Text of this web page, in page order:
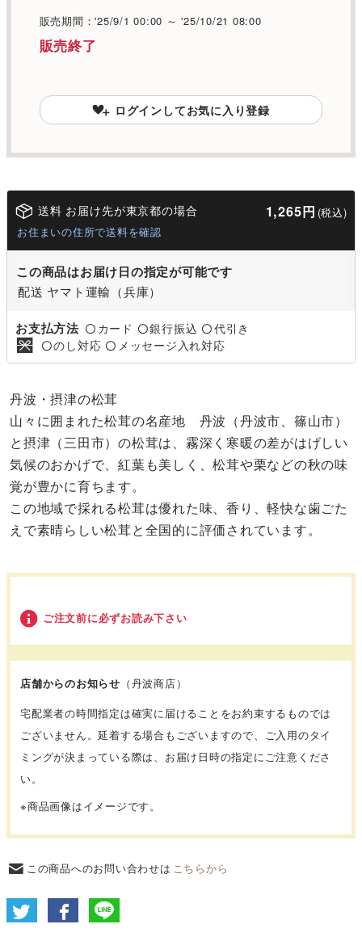
販売期間：'25/9/1 00:00 ～ '25/10/21 08:00
販売終了
ログインしてお気に入り登録
送料 お届け先が東京都の場合 1,265円 (税込)
お住まいの住所で送料を確認
この商品はお届け日の指定が可能です
配送 ヤマト運輸（兵庫）
お支払方法 〇 カード 〇銀行振込 〇代引き
〇のし対応 〇 メッセージ入れ対応
丹波・摂津の松茸
山々に囲まれた松茸の名産地 丹波（丹波市、篠山市）
と摂津（三田市）の松茸は、霧深く寒暖の差がはげしい
気候のおかげで、紅葉も美しく、松茸や栗などの秋の味
覚が豊かに育ちます。
この地域で採れる松茸は優れた味、香り、軽快な歯ごた
えで素晴らしい松茸と全国的に評価されています。
ご注文前に必ずお読み下さい
店舗からのお知らせ （丹波商店）
宅配業者の時間指定は確実に届けることをお約束するものでは
ございません。延着する場合もございますので、ご入用のタイ
ミングが決まっている際は、お届け日時の指定にご注意くださ
い。
※商品画像はイメージです。
この商品へのお問い合わせは こちらから